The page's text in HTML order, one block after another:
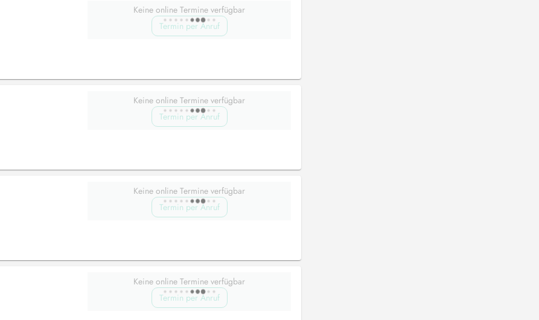
Keine online Termine verfügbar
Termin per Anruf
Keine online Termine verfügbar
Termin per Anruf
Keine online Termine verfügbar
Termin per Anruf
Keine online Termine verfügbar
Termin per Anruf